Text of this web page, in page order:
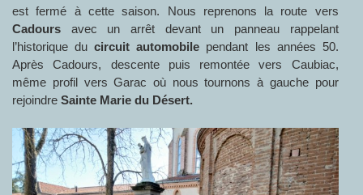
est fermé à cette saison. Nous reprenons la route vers
Cadours avec un arrêt devant un panneau rappelant
l’historique du circuit automobile pendant les années 50.
Après Cadours, descente puis remontée vers Caubiac,
même profil vers Garac où nous tournons à gauche pour
rejoindreSainte Marie du Désert.